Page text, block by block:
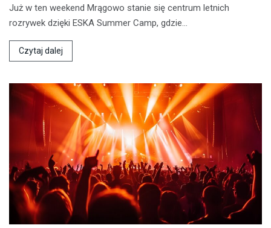
Już w ten weekend Mrągowo stanie się centrum letnich
rozrywek dzięki ESKA Summer Camp, gdzie…
Czytaj dalej